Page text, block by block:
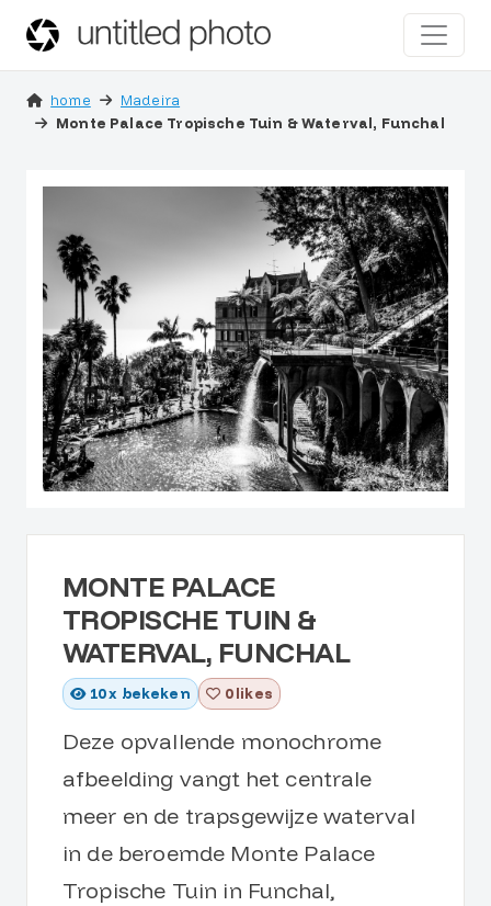
home
Madeira
Monte Palace Tropische Tuin & Waterval, Funchal
MONTE PALACE
TROPISCHE TUIN &
WATERVAL, FUNCHAL
10x bekeken 0 likes
Deze opvallende monochrome
afbeelding vangt het centrale
meer en de trapsgewijze waterval
in de beroemde Monte Palace
Tropische Tuin in Funchal,